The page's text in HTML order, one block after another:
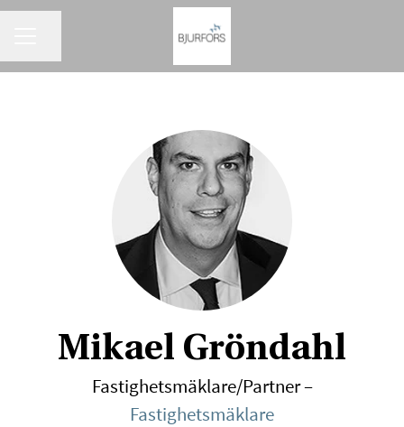
Mikael Gröndahl
Fastighetsmäklare/Partner –
Fastighetsmäklare